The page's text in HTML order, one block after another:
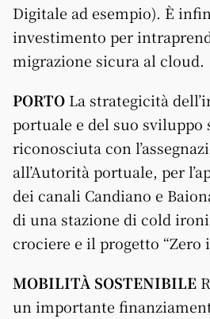
Digitale ad esempio). È
investimento per
migrazione sicura al cloud.
PORTO La strategicità
portuale e del suo sviluppo
riconosciuta con
all’Autorità portuale, per
dei canali Candiano e
di una stazione di cold
crociere e il progetto “Zero
MOBILITÀ SOSTENIBILE
un importante